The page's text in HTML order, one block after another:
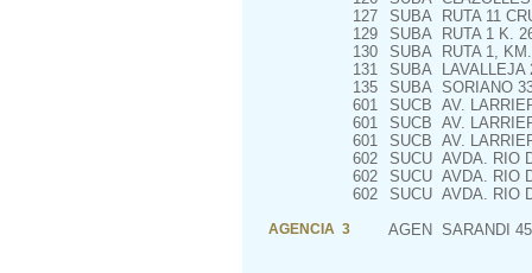
127
SUBA RUTA 11
129
SUBA RUTA 1 K.
130
SUBA RUTA 1,
131
SUBA LAVALLEJA
135
SUBA SORIANO
601
SUCB AV.
601
SUCB AV.
601
SUCB AV.
602
SUCU AVDA. RIO
602
SUCU AVDA. RIO
602
SUCU AVDA. RIO
AGENCIA 3 AGEN SARANDI